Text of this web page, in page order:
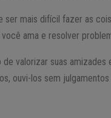
ser mais difícil fazer as
ama e resolver
valorizar suas
ouvi-los sem